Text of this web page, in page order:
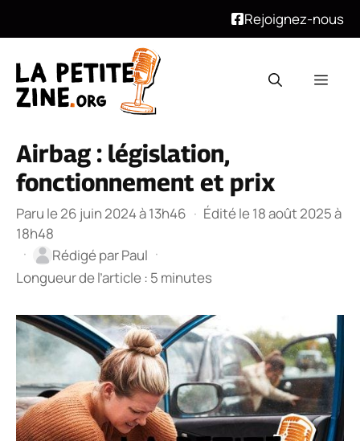
Rejoignez-nous
contenu
Airbag : législation,
fonctionnement et prix
Paru le 26 juin 2024 à 13h46 · Édité le 18 août 2025 à
18h48
·
Rédigé parPaul ·
Longueur de l’article : 5 minutes